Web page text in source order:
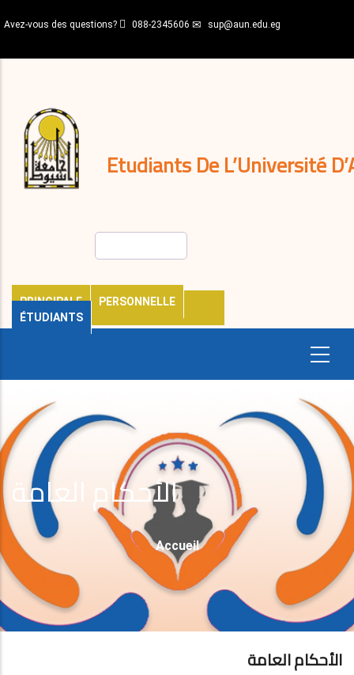
au
principal
Avez-vous des questions? 088-2345606 sup@aun.edu.eg
Etudiants De L’Université
PRINCIPALE
PERSONNELLE
ÉTUDIANTS
décisions
Expatriés
Journal
الأحكام العامة
Fil
D'Ariane
Accueil
الأحكام العامة